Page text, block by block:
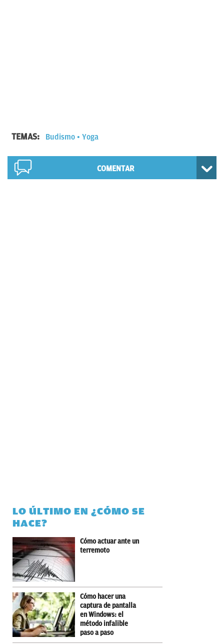
TEMAS: Budismo Yoga
COMENTAR
LO ÚLTIMO EN ¿CÓMO SE
HACE?
Cómo actuar ante un
terremoto
Cómo hacer una
captura de pantalla
en Windows: el
método infalible
paso a paso